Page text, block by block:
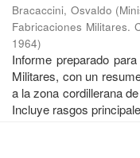
Bracaccini, Osvaldo (
Fabricaciones Militares.
1964)
Informe preparado
Militares, con un
a la zona cordillerana
Incluye rasgos